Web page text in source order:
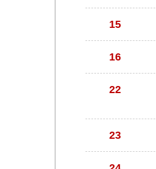
15
16
22
23